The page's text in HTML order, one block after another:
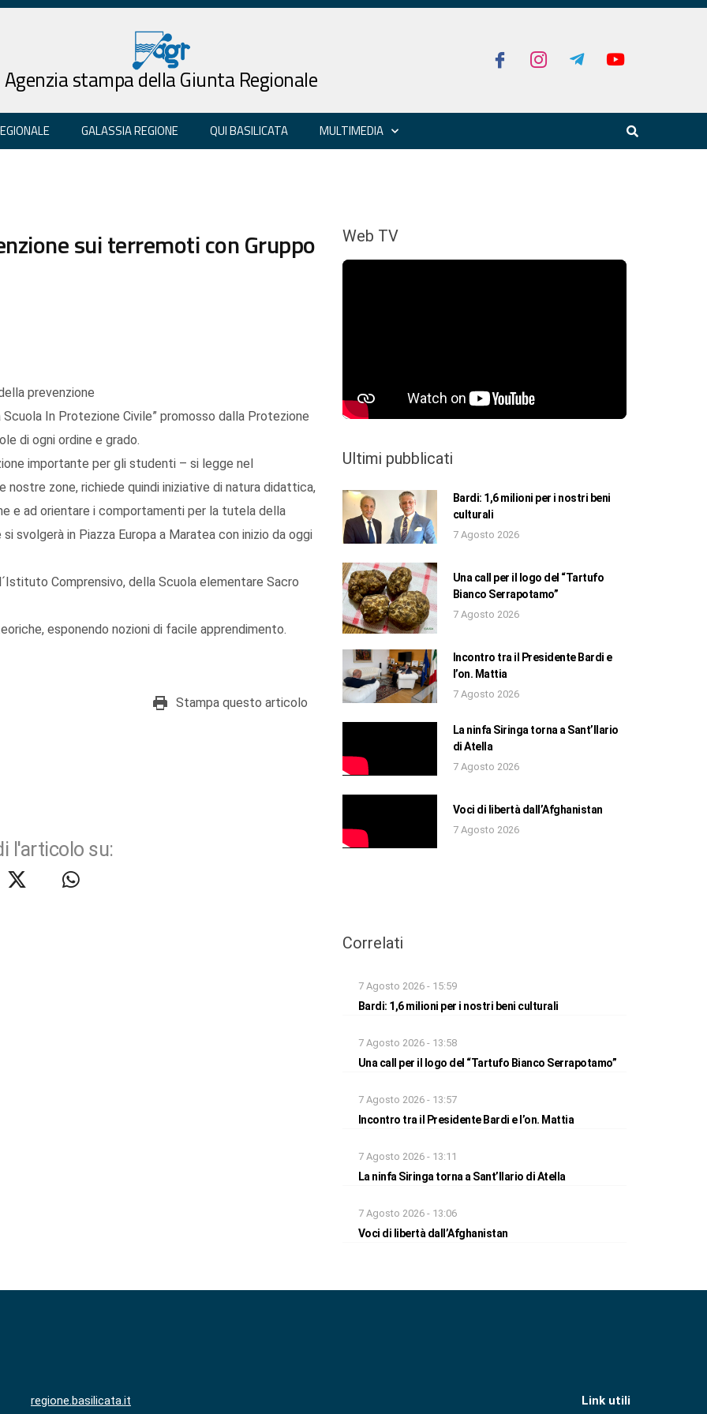
Agenzia stampa della Giunta Regionale
GALASSIA REGIONE QUI BASILICATA MULTIMEDIA
sui terremoti con Gruppo
prevenzione
In Protezione Civile” promosso dalla Protezione
di ogni ordine e grado.
importante per gli studenti – si legge nel
zone, richiede quindi iniziative di natura didattica,
e ad orientare i comportamenti per la tutela della
svolgerà in Piazza Europa a Maratea con inizio da oggi
Comprensivo, della Scuola elementare Sacro
esponendo nozioni di facile apprendimento.
Stampa questo articolo
l'articolo su:
Web TV
Ultimi pubblicati
Bardi: 1,6 milioni per i nostri beni
culturali
7 Agosto 2026
Una call per il logo del “Tartufo
Bianco Serrapotamo”
7 Agosto 2026
Incontro tra il Presidente Bardi e
l’on. Mattia
7 Agosto 2026
La ninfa Siringa torna a Sant’Ilario
di Atella
7 Agosto 2026
Voci di libertà dall’Afghanistan
7 Agosto 2026
Correlati
7 Agosto 2026 - 15:59
Bardi: 1,6 milioni per i nostri beni culturali
7 Agosto 2026 - 13:58
Una call per il logo del “Tartufo Bianco Serrapotamo”
7 Agosto 2026 - 13:57
Incontro tra il Presidente Bardi e l’on. Mattia
7 Agosto 2026 - 13:11
La ninfa Siringa torna a Sant’Ilario di Atella
7 Agosto 2026 - 13:06
Voci di libertà dall’Afghanistan
regione.basilicata.it
Link utili